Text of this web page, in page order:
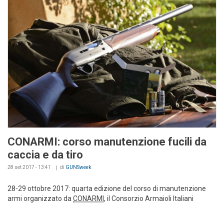
CONARMI: corso manutenzione fucili da
caccia e da tiro
28 set 2017 - 13:41 di GUNSweek
28-29 ottobre 2017: quarta edizione del corso di manutenzione
armi organizzato da CONARMI , il Consorzio Armaioli Italiani